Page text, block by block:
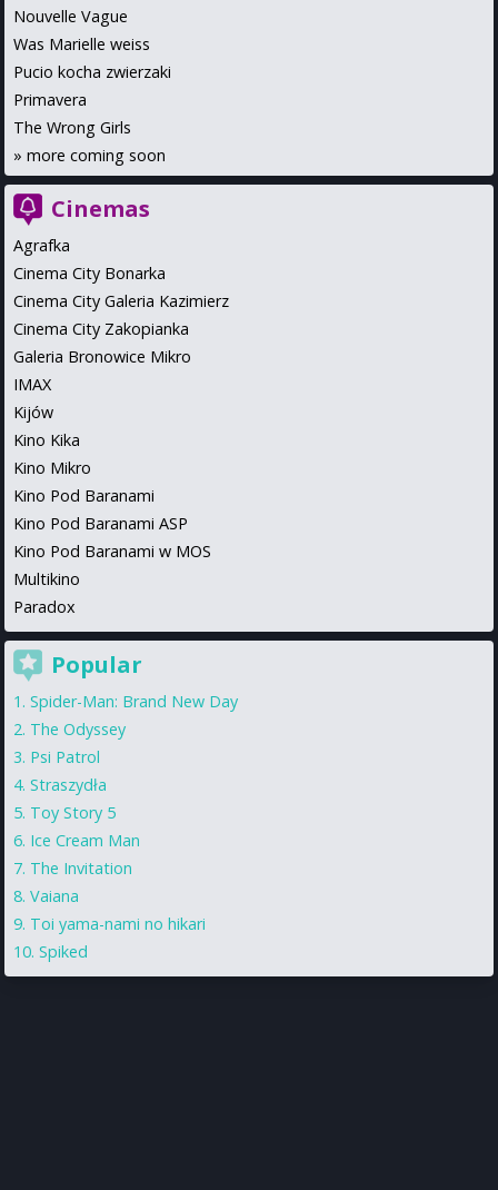
Nouvelle Vague
Was Marielle weiss
Pucio kocha zwierzaki
Primavera
The Wrong Girls
» more coming soon
Cinemas
Agrafka
Cinema City Bonarka
Cinema City Galeria Kazimierz
Cinema City Zakopianka
Galeria Bronowice Mikro
IMAX
Kijów
Kino Kika
Kino Mikro
Kino Pod Baranami
Kino Pod Baranami ASP
Kino Pod Baranami w MOS
Multikino
Paradox
Popular
Spider-Man: Brand New Day
The Odyssey
Psi Patrol
Straszydła
Toy Story 5
Ice Cream Man
The Invitation
Vaiana
Toi yama-nami no hikari
Spiked